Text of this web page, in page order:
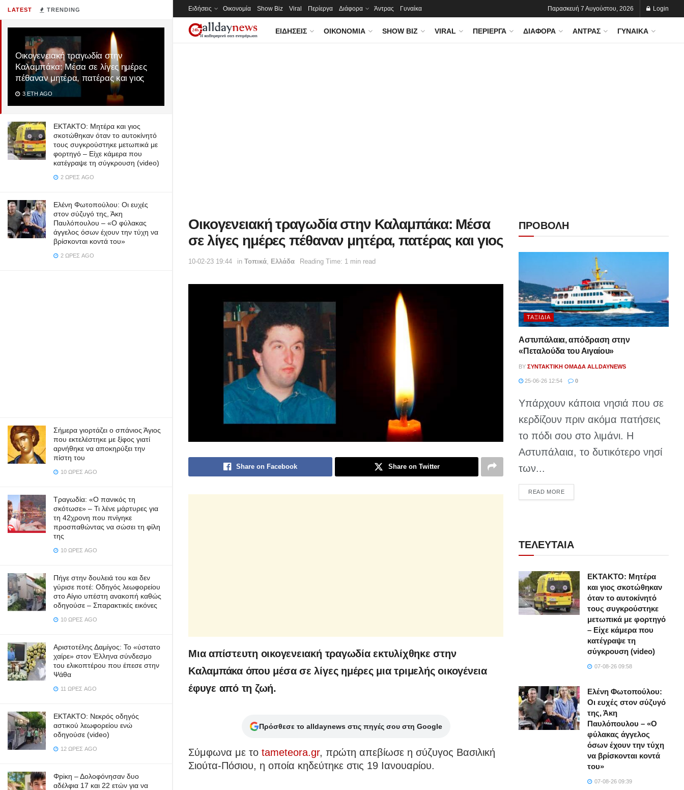
LATEST TRENDING
Οικογενειακή τραγωδία στην
Καλαμπάκα: Μέσα σε λίγες ημέρες
πέθαναν μητέρα, πατέρας και γιος
3 ΈΤΗ AGO
ΕΚΤΑΚΤΟ: Μητέρα και γιος
σκοτώθηκαν όταν το αυτοκίνητό
τους συγκρούστηκε μετωπικά με
φορτηγό – Είχε κάμερα που
κατέγραψε τη σύγκρουση (video)
2 ΏΡΕΣ AGO
Ελένη Φωτοπούλου: Οι ευχές
στον σύζυγό της, Άκη
Παυλόπουλου – «Ο φύλακας
άγγελος όσων έχουν την τύχη να
βρίσκονται κοντά του»
2 ΏΡΕΣ AGO
Σήμερα γιορτάζει ο σπάνιος Άγιος
που εκτελέστηκε με ξίφος γιατί
αρνήθηκε να αποκηρύξει την
πίστη του
10 ΏΡΕΣ AGO
Τραγωδία: «Ο πανικός τη
σκότωσε» – Τι λένε μάρτυρες για
τη 42χρονη που πνίγηκε
προσπαθώντας να σώσει τη φίλη
της
10 ΏΡΕΣ AGO
Πήγε στην δουλειά του και δεν
γύρισε ποτέ: Οδηγός λεωφορείου
στο Αίγιο υπέστη ανακοπή καθώς
οδηγούσε – Σπαρακτικές εικόνες
10 ΏΡΕΣ AGO
Αριστοτέλης Δαμίγος: Το «ύστατο
χαίρε» στον Έλληνα σύνδεσμο
του ελικοπτέρου που έπεσε στην
Ψάθα
11 ΏΡΕΣ AGO
ΕΚΤΑΚΤΟ: Νεκρός οδηγός
αστικού λεωφορείου ενώ
οδηγούσε (video)
12 ΏΡΕΣ AGO
Φpiκη – Δολοφόνησαν δυο
αδέλφια 17 και 22 ετών για να
Ειδήσεις Οικονομία Show Biz Viral Περίεργα Διάφορα Άντρας Γυναίκα Παρασκευή 7 Αυγούστου, 2026 Login
ΕΙΔΉΣΕΙΣ ΟΙΚΟΝΟΜΊΑ SHOW BIZ VIRAL ΠΕΡΊΕΡΓΑ ΔΙΆΦΟΡΑ ΆΝΤΡΑΣ ΓΥΝΑΊΚΑ
Οικογενειακή τραγωδία στην Καλαμπάκα: Μέσα
σε λίγες ημέρες πέθαναν μητέρα, πατέρας και γιος
10-02-23 19:44 in Τοπικά, Ελλάδα Reading Time: 1 min read
Share on Facebook Share on Twitter
Μια απίστευτη οικογενειακή τραγωδία εκτυλίχθηκε στην
Καλαμπάκα όπου μέσα σε λίγες ημέρες μια τριμελής οικογένεια
έφυγε από τη ζωή.
Πρόσθεσε το alldaynews στις πηγές σου στη Google
Σύμφωνα με το tameteora.gr, πρώτη απεβίωσε η σύζυγος Βασιλική
Σιούτα-Πόσιου, η οποία κηδεύτηκε στις 19 Ιανουαρίου.
ΠΡΟΒΟΛΗ
ΤΑΞΊΔΙΑ
Αστυπάλαια, απόδραση στην
«Πεταλούδα του Αιγαίου»
BY ΣΥΝΤΑΚΤΙΚΉ ΟΜΆΔΑ ALLDAYNEWS
25-06-26 12:54 0
Υπάρχουν κάποια νησιά που σε
κερδίζουν πριν ακόμα πατήσεις
το πόδι σου στο λιμάνι. Η
Αστυπάλαια, το δυτικότερο νησί
των...
READ MOREDETAILS
ΤΕΛΕΥΤΑΙΑ
ΕΚΤΑΚΤΟ: Μητέρα
και γιος σκοτώθηκαν
όταν το αυτοκίνητό
τους συγκρούστηκε
μετωπικά με φορτηγό
– Είχε κάμερα που
κατέγραψε τη
σύγκρουση (video)
07-08-26 09:58
Ελένη Φωτοπούλου:
Οι ευχές στον σύζυγό
της, Άκη
Παυλόπουλου – «Ο
φύλακας άγγελος
όσων έχουν την τύχη
να βρίσκονται κοντά
του»
07-08-26 09:39